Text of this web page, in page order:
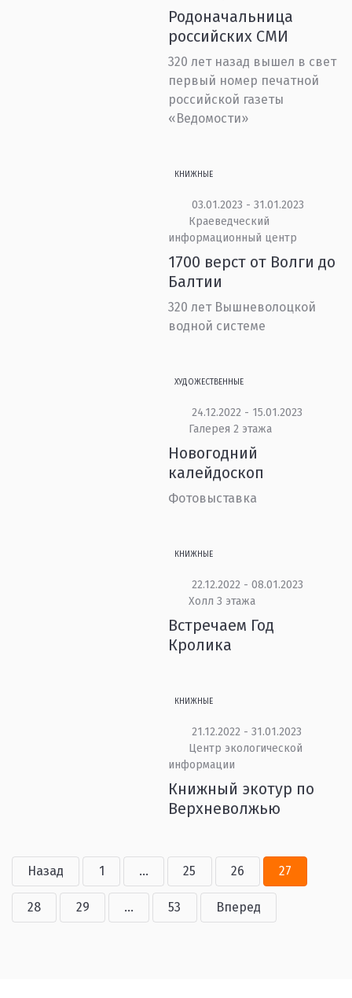
Родоначальница
российских СМИ
320 лет назад вышел в свет
первый номер печатной
российской газеты
«Ведомости»
КНИЖНЫЕ
03.01.2023 - 31.01.2023
Краеведческий
информационный центр
1700 верст от Волги до
Балтии
320 лет Вышневолоцкой
водной системе
ХУДОЖЕСТВЕННЫЕ
24.12.2022 - 15.01.2023
Галерея 2 этажа
Новогодний
калейдоскоп
Фотовыставка
КНИЖНЫЕ
22.12.2022 - 08.01.2023
Холл 3 этажа
Встречаем Год
Кролика
КНИЖНЫЕ
21.12.2022 - 31.01.2023
Центр экологической
информации
Книжный экотур по
Верхневолжью
Назад 1 ... 25 26 27
28 29 ... 53 Вперед